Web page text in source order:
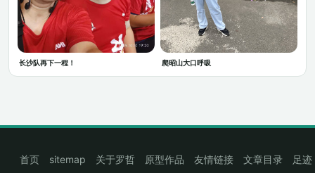
长沙队再下一程！ 爬昭山大口呼吸
首页 sitemap 关于罗哲 原型作品 友情链接 文章目录 足迹